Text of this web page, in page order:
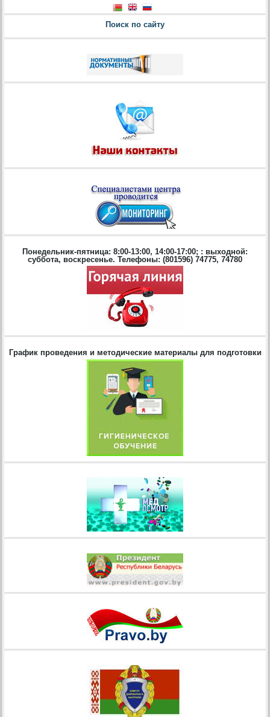
Поиск по сайту
Понедельник-пятница: 8:00-13:00, 14:00-17:00; : выходной:
суббота, воскресенье. Телефоны: (801596) 74775, 74780
График проведения и методические материалы для подготовки